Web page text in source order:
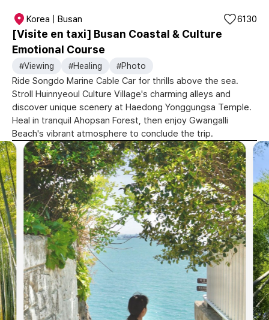
Korea | Busan
[Visite en taxi] Busan Coastal & Culture
Emotional Course
6130
#Viewing #Healing #Photo
Ride Songdo Marine Cable Car for thrills above the sea.
Stroll Huinnyeoul Culture Village's charming alleys and
discover unique scenery at Haedong Yonggungsa Temple.
Heal in tranquil Ahopsan Forest, then enjoy Gwangalli
Beach's vibrant atmosphere to conclude the trip.